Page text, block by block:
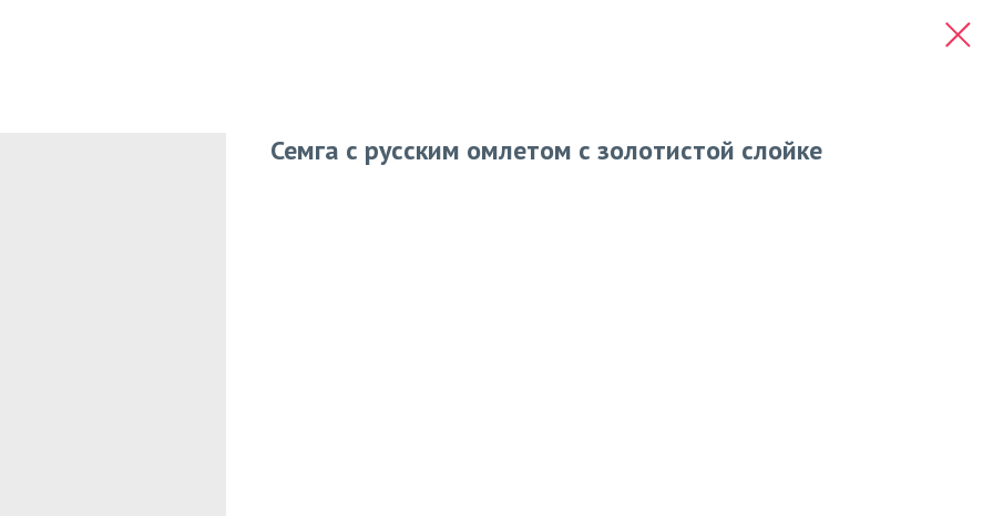
Семга с русским омлетом с золотистой слойке